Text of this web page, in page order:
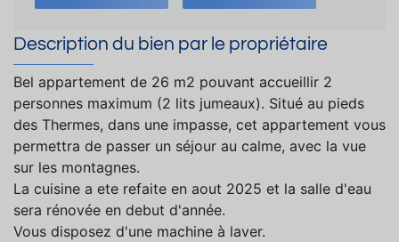
Description du bien par le propriétaire
Bel appartement de 26 m2 pouvant accueillir 2
personnes maximum (2 lits jumeaux). Situé au pieds
des Thermes, dans une impasse, cet appartement vous
permettra de passer un séjour au calme, avec la vue
sur les montagnes.
La cuisine a ete refaite en aout 2025 et la salle d'eau
sera rénovée en debut d'année.
Vous disposez d'une machine à laver.